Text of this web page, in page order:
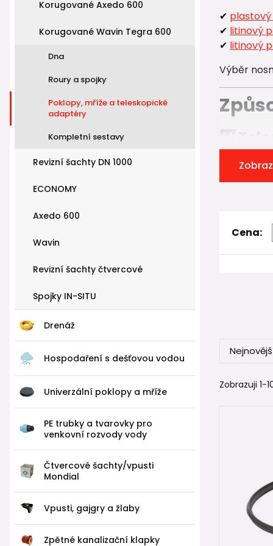
Korugované Axedo 600
Korugované Wavin Tegra 600
Dna
Roury a spojky
Poklopy, mříže a teleskopické
adaptéry
Kompletní sestavy
Revizní šachty DN 1000
ECONOMY
Axedo 600
Wavin
Revizní šachty čtvercové
Spojky IN-SITU
Drenáž
Hospodaření s dešťovou vodou
Univerzální poklopy a mříže
PE trubky a tvarovky pro
venkovní rozvody vody
Čtvercové šachty/vpusti
Mondial
Vpusti, gajgry a žlaby
Zpětné kanalizační klapky
✔ plastový
✔ litinový
✔ litinový
Výběr
1️⃣
✔ přenáší
✔
✔ je
👉 Bez
Toto
✔ slouží
✔
⚠️
bez
Cena:
Zobrazuji 1-